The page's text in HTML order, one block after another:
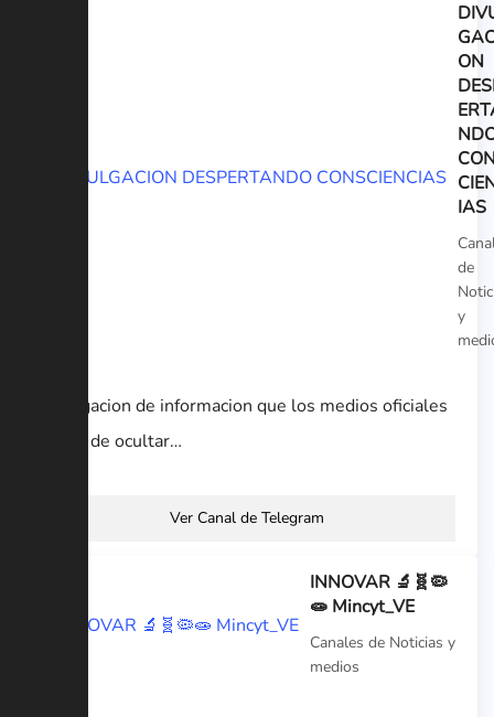
ON
IAS
de
y
Divulgacion de informacion que los medios oficiales
tratan de ocultar…
Ver Canal de Telegram
INNOVAR 🔬🧬🦠
🧫 Mincyt_VE
Canales de Noticias y
medios